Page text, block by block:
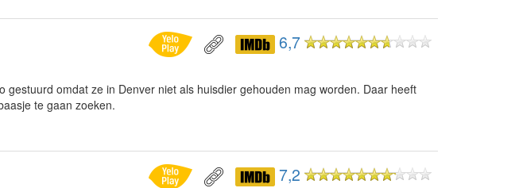
6,7
gestuurd omdat ze in Denver niet als huisdier gehouden mag worden. Daar heeft
te gaan zoeken.
7,2